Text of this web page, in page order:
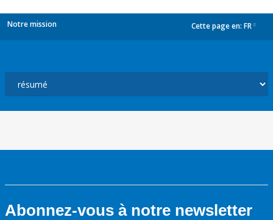
Notre mission Cette page en: FR
Abonnez-vous à notre newsletter